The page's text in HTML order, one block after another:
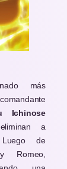
más
Ichinose
a
de
Romeo,